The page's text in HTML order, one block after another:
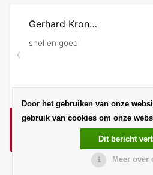
Door het gebruiken van onze
gebruik van cookies om onze
Dit bericht
Meer over